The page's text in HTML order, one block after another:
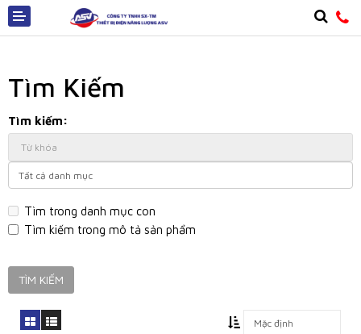
Giới thiệu
Sản phẩm
Tin tức
Công trình
Tìm Kiếm
Tìm kiếm:
Tìm trong danh mục con
Tìm kiếm trong mô tả sản phẩm